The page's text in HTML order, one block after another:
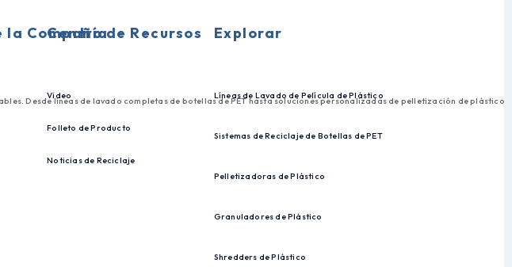
Desde líneas de lavado completas de botellas de PET hasta soluciones personalizadas de pelletización de
la Compañía
Centro de Recursos
Video
Folleto de Producto
Noticias de Reciclaje
Explorar
Líneas de Lavado de Película de Plástico
Sistemas de Reciclaje de Botellas de PET
Pelletizadoras de Plástico
Granuladores de Plástico
Shredders de Plástico